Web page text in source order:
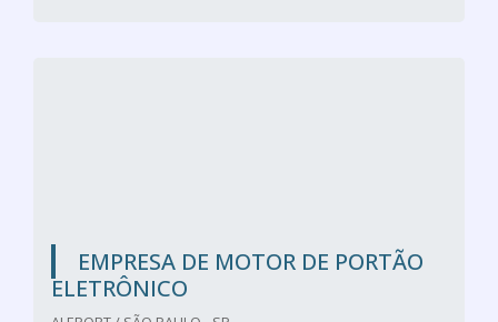
EMPRESA DE MOTOR DE PORTÃO
ELETRÔNICO